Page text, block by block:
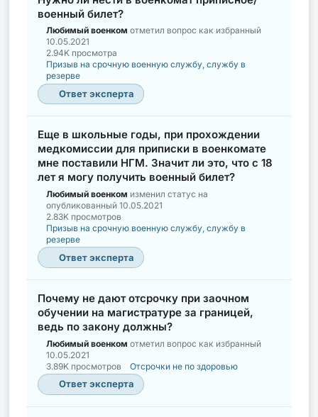
военный билет?
Любимый военком отметил вопрос как избранный
10.05.2021
2.94K просмотра
Призыв на срочную военную службу, службу в
резерве
Ответ эксперта
Еще в школьные годы, при прохождении
медкомиссии для приписки в военкомате
мне поставили НГМ. Значит ли это, что с 18
лет я могу получить военный билет?
Любимый военком изменил статус на
опубликованный 10.05.2021
2.83K просмотров
Призыв на срочную военную службу, службу в
резерве
Ответ эксперта
Почему не дают отсрочку при заочном
обучении на магистратуре за границей,
ведь по закону должны?
Любимый военком отметил вопрос как избранный
10.05.2021
3.89K просмотров
Отсрочки не по здоровью
Ответ эксперта